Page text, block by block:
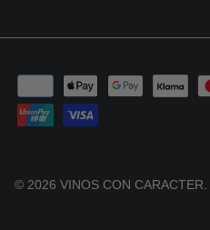
© 2026 VINOS CON CARACTER.